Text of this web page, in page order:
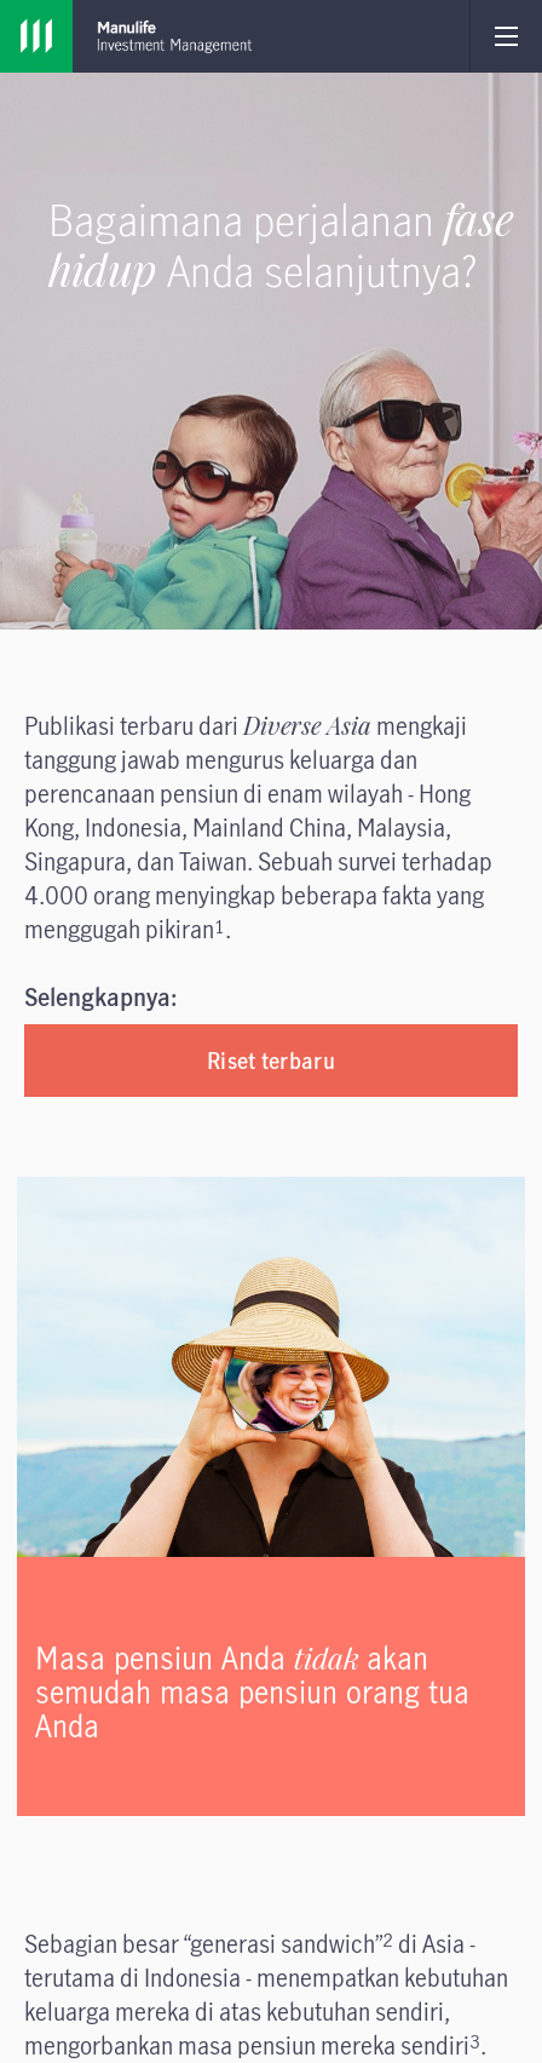
Bagaimana perjalanan fase
hidup Anda selanjutnya?
Publikasi terbaru dariDiverse Asia mengkaji
tanggung jawab mengurus keluarga dan
perencanaan pensiun di enam wilayah - Hong
Kong, Indonesia, Mainland China, Malaysia,
Singapura, dan Taiwan. Sebuah survei terhadap
4.000 orang menyingkap beberapa fakta yang
menggugah pikiran1 .
Selengkapnya:
Riset terbaru
Masa pensiun Anda tidak akan
semudah masa pensiun orang tua
Anda
Sebagian besar “generasi sandwich”2 di Asia -
terutama di Indonesia - menempatkan kebutuhan
keluarga mereka di atas kebutuhan sendiri,
mengorbankan masa pensiun mereka sendiri3.